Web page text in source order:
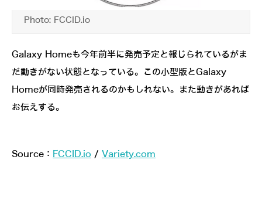
Photo: FCCID.io
Galaxy Homeも今年前半に発売予定と報じられているがま
だ動きがない状態となっている。この小型版とGalaxy
Homeが同時発売されるのかもしれない。また動きがあれば
お伝えする。
Source： FCCID.io / Variety.com